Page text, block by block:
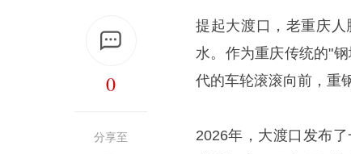
0
分享至
提起大渡口，老重庆
水。作为重庆传统的"
代的车轮滚滚向前，重
2026年，大渡口发布